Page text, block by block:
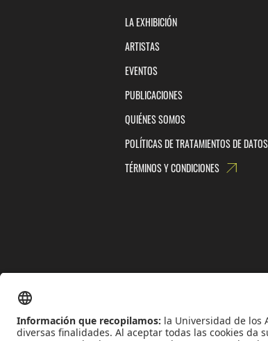
LA EXHIBICIÓN
ARTISTAS
EVENTOS
PUBLICACIONES
QUIÉNES SOMOS
POLÍTICAS DE TRATAMIENTOS DE DATOS
TÉRMINOS Y CONDICIONES